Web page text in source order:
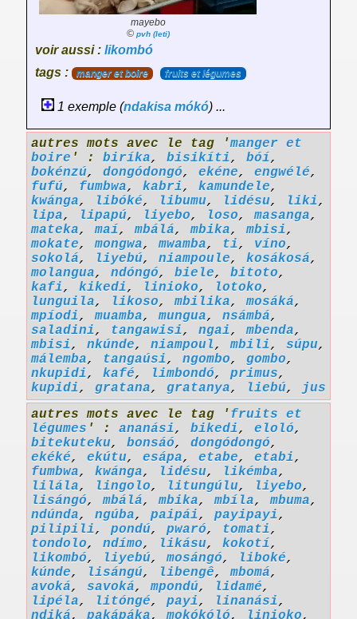
mayebo
© pvh (leti)
voir aussi : likombó
tags :
manger et boire fruits et légumes
1 exemple (ndakisa mókó) ...
autres mots avec le tag 'manger et
boire ' : biríka, bisikíti, bóí,
bokénzú, dongódongó, ekéne, engwélé,
fufú, fumbwa, kabri, kamundele,
kwánga, libóké, libumu, lidésu, liki,
lipa, lipapú, liyebo, loso,masanga,
mateka,maí,mbálá,mbika,mbisi,
mokate,mongwa,mwamba, ti, víno,
sokolá, liyebú, niampoule, kosákosá,
molangua, ndóngó, biele, bitoto,
kafi, kikedi, linioko, lotoko,
lunguila, likoso,mbilika,mosáká,
mpíodi,muamba,mungua, nsámbá,
saladini, tangawisi, ngai,mbenda,
mbisi, nkúnde, niampoul,mbili, súpu,
málemba, tangaúsi, ngombo, gombo,
nkupidi, kafé, limbondó, primus,
kupidi, gratana, gratanya, liebú,
jus
autres mots avec le tag ' fruits et
légumes ' : ananási, bikedi, eloló,
bitekuteku, bonsáó, dongódongó,
ekéké, ekútu, esápa, etabe, etabi,
fumbwa, kwánga, lidésu, likémba,
lilála, lingolo, litungúlu, liyebo,
lisángó,mbálá,mbika,mbíla,mbuma,
ndúnda, ngúba, paipái, payipayi,
pilipili, pondú, pwaró, tomati,
tondolo, ndímo, likásu, kokotí,
likombó, liyebú,mosángó, liboké,
kúnde, lisángú, libengê,mbomá,
avoká, savoká,mpondú, lidamé,
lipéla, litóngé, payi, linanási,